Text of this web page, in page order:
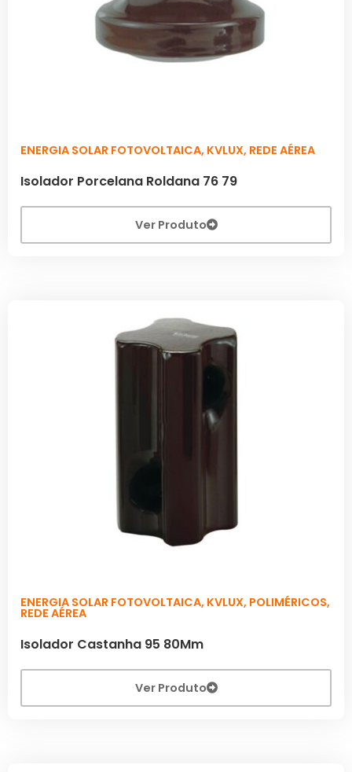
ENERGIA SOLAR FOTOVOLTAICA, KVLUX, REDE AÉREA
Isolador Porcelana Roldana 76 79
Ver Produto
ENERGIA SOLAR FOTOVOLTAICA, KVLUX, POLIMÉRICOS,
REDE AÉREA
Isolador Castanha 95 80Mm
Ver Produto